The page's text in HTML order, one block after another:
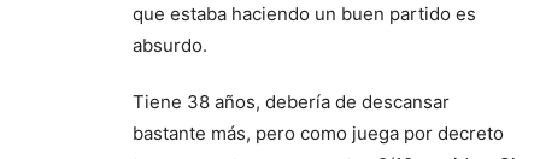
que estaba haciendo un buen partido es
absurdo.
Tiene 38 años, debería de descansar
bastante más, pero como juega por decreto